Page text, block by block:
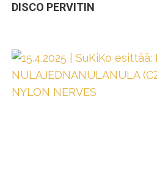
DISCO PERVITIN